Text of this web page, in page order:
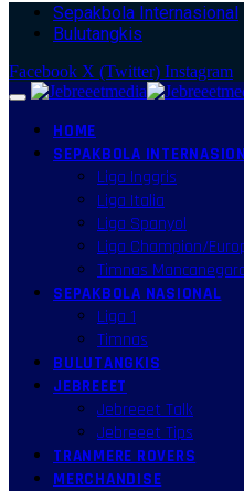
Sepakbola Internasional
Bulutangkis
Facebook X (Twitter) Instagram
HOME
SEPAKBOLA
Liga Inggris
Liga Italia
Liga Spanyol
Liga Champion/
Timnas
SEPAKBOLA NASIONAL
Liga 1
Timnas
BULUTANGKIS
JEBREEET
Jebreeet Talk
Jebreeet Tips
TRANMERE ROVERS
MERCHANDISE